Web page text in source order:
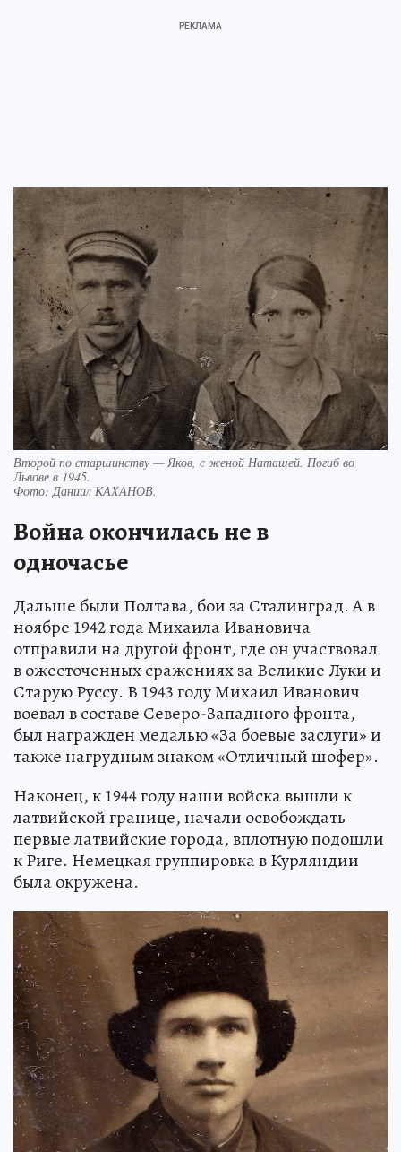
Второй по старшинству — Яков, с женой Наташей. Погиб во
Львове в 1945.
Фото: Даниил КАХАНОВ.
Война окончилась не в
одночасье
Дальше были Полтава, бои за Сталинград. А в
ноябре 1942 года Михаила Ивановича
отправили на другой фронт, где он участвовал
в ожесточенных сражениях за Великие Луки и
Старую Руссу. В 1943 году Михаил Иванович
воевал в составе Северо-Западного фронта,
был награжден медалью «За боевые заслуги» и
также нагрудным знаком «Отличный шофер».
Наконец, к 1944 году наши войска вышли к
латвийской границе, начали освобождать
первые латвийские города, вплотную подошли
к Риге. Немецкая группировка в Курляндии
была окружена.